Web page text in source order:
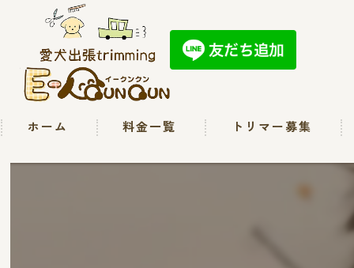
ホーム 料金一覧 トリマー募集